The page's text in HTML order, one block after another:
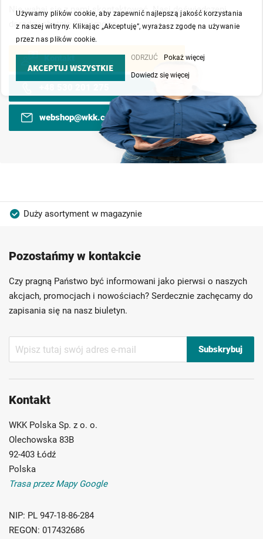
Nie wahaj się z nami skontaktować. Nasi doświadczeni
doradcy chętnie Ci pomogą.
Kontakt
webshop@wkk.com.pl
Duży asortyment w magazynie
Szybka dostawa
Indywidualni doradcy
Ponad 40 lat doświadczenia
Możliwość własnego etykietowania
Pozostańmy w kontakcie
Czy pragną Państwo być informowani jako pierwsi o naszych
akcjach, promocjach i nowościach? Serdecznie zachęcamy do
zapisania się na nasz biuletyn.
nasz
Subskrybuj
Kontakt
WKK Polska Sp. z o. o.
Olechowska 83B
92-403 Łódź
Polska
Trasa przez Mapy Google
NIP: PL 947-18-86-284
REGON: 017432686
Używamy plików cookie, aby zapewnić najlepszą jakość korzystania
z naszej witryny. Klikając „Akceptuję”, wyrażasz zgodę na używanie
przez nas plików cookie.
AKCEPTUJ WSZYSTKIE
ODRZUĆ Pokaż więcej
Dowiedz się więcej